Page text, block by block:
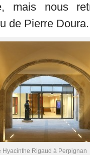
mais nous
de Pierre Doura.
Hyacinthe Rigaud à Perpignan